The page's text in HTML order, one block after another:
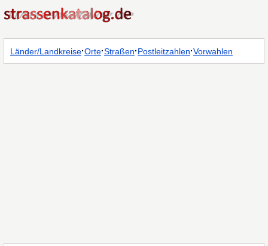
Länder/Landkreise·Orte·Straßen·Postleitzahlen·Vorwahlen